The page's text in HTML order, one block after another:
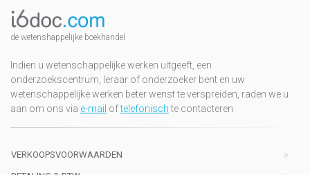
de wetenshappelijke boekhandel
Indien u wetenschappelijke werken uitgeeft, een
onderzoekscentrum, leraar of onderzoeker bent en uw
wetenschappelijke werken beter wenst te verspreiden, raden we u
aan om ons via e-mail oftelefonischte contacteren
VERKOOPSVOORWAARDEN